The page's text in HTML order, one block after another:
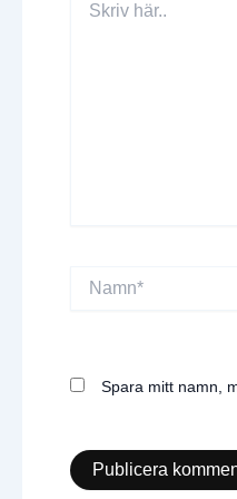
här..
Spara mitt namn,